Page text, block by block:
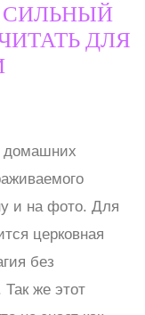
СИЛЬНЫЙ
ДЛЯ
домашних
и на фото. Для
церковная
без
же этот